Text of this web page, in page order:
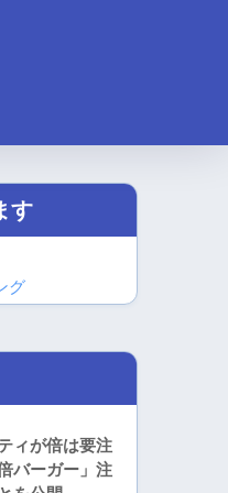
す
グ
ィが倍は要注
バーガー」注